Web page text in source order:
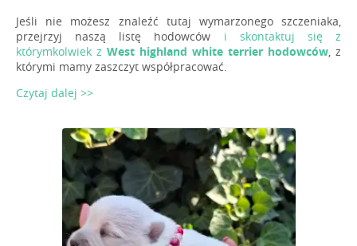
Jeśli nie możesz znaleźć tutaj wymarzonego szczeniaka,
przejrzyj naszą listę hodowców i skontaktuj się z
którymkolwiek z West highland white terrier hodowców, z
którymi mamy zaszczyt współpracować.
Czytaj dalej >>